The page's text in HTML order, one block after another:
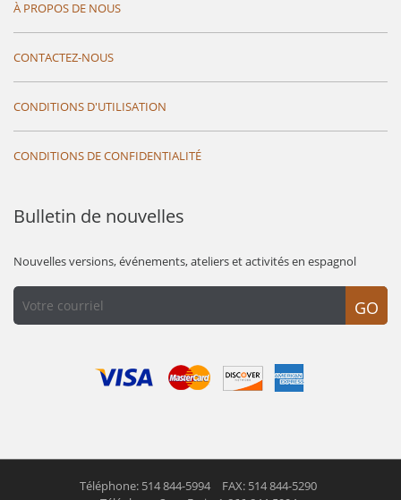
À PROPOS DE NOUS
CONTACTEZ-NOUS
CONDITIONS D'UTILISATION
CONDITIONS DE CONFIDENTIALITÉ
Bulletin de nouvelles
Nouvelles versions, événements, ateliers et activités en espagnol
GO
Téléphone: 514 844-5994
FAX: 514 844-5290